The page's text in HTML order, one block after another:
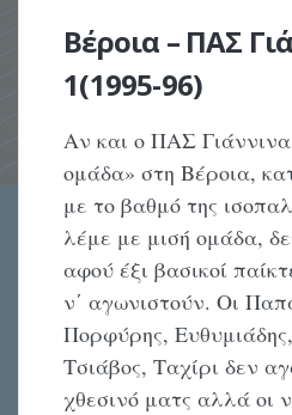
Βέροια – ΠΑΣ
1(1995-96)
Αν και ο ΠΑΣ
ομάδα» στη Βέροια,
με το βαθμό της
λέμε με μισή ομάδα,
αφού έξι βασικοί
ν΄ αγωνιστούν. Οι
Πορφύρης,
Τσιάβος, Ταχίρι δεν
χθεσινό ματς αλλά οι